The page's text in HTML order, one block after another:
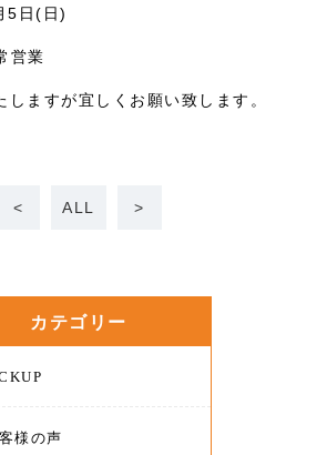
5日(日)
営業
しますが宜しくお願い致します。
< ALL >
カテゴリー
様の声